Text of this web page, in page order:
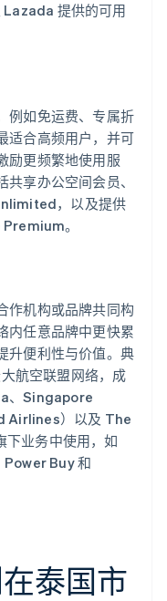
提供的可用
例如免运费、专属折
适合高频用户，并可
励更频繁地使用服
享办公空间会员、
，以及提供
。
作机构或品牌共同构
内任意品牌中更快累
升便利性与价值。典
航空联盟网络，成
、Singapore
Airlines）以及 The
业务中使用，如
Buy 和
泰国市